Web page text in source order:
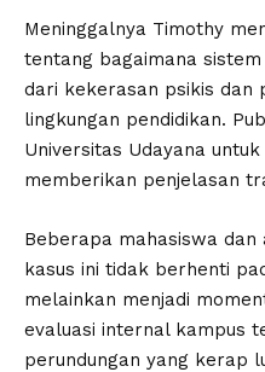
Meninggalnya Timothy
tentang bagaimana
dari kekerasan psikis dan
lingkungan pendidikan.
Universitas Udayana
memberikan penjelasan
Beberapa mahasiswa
kasus ini tidak berhenti
melainkan menjadi
evaluasi internal kampus
perundungan yang kerap